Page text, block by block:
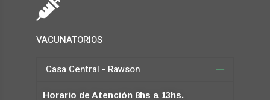
VACUNATORIOS
Casa Central - Rawson
Horario de Atención 8hs a 13hs.